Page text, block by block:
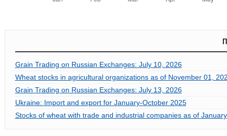
Grain Trading on Russian Exchanges: July 10, 2026
Wheat stocks in agricultural organizations as of November 01,
Grain Trading on Russian Exchanges: July 13, 2026
Ukraine: Import and export for January-October 2025
Stocks of wheat with trade and industrial companies as of